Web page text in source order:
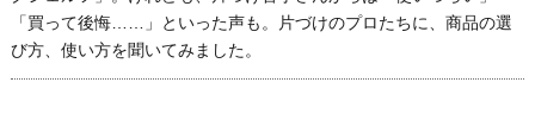
「買って後悔……」といった声も。片づけのプロたちに、商品の選
び方、使い方を聞いてみました。